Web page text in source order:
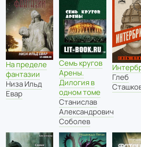
На пределе
фантазии
Низа Ильд
Евар
Семь кругов
Арены.
Дилогия в
одном томе
Станислав
Александрович
Соболев
Глеб